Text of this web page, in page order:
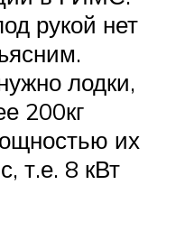
рукой нет
лодки,
200кг
их
т.е. 8 кВт